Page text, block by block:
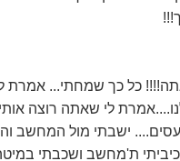
כל כך שמחתי... אמרת
לי שאתה רוצה
ישבתי מול המחשב